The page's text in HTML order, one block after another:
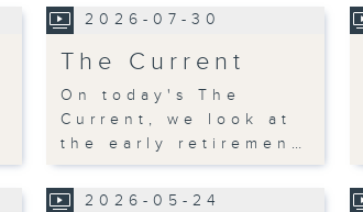
2026-07-30
The Current
On today's The
Current, we look at
the early retiremen…
2026-05-24